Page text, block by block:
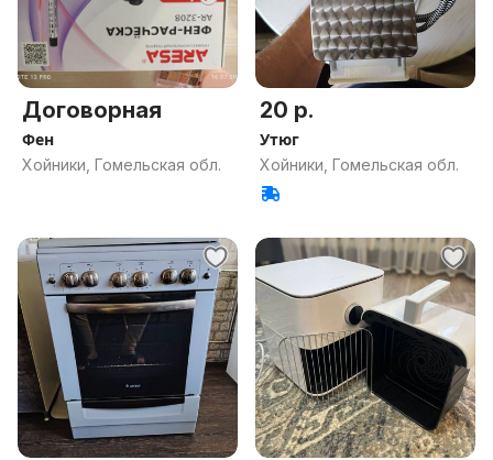
Договорная
Фен
Хойники, Гомельская обл.
20 р.
Утюг
Хойники, Гомельская обл.